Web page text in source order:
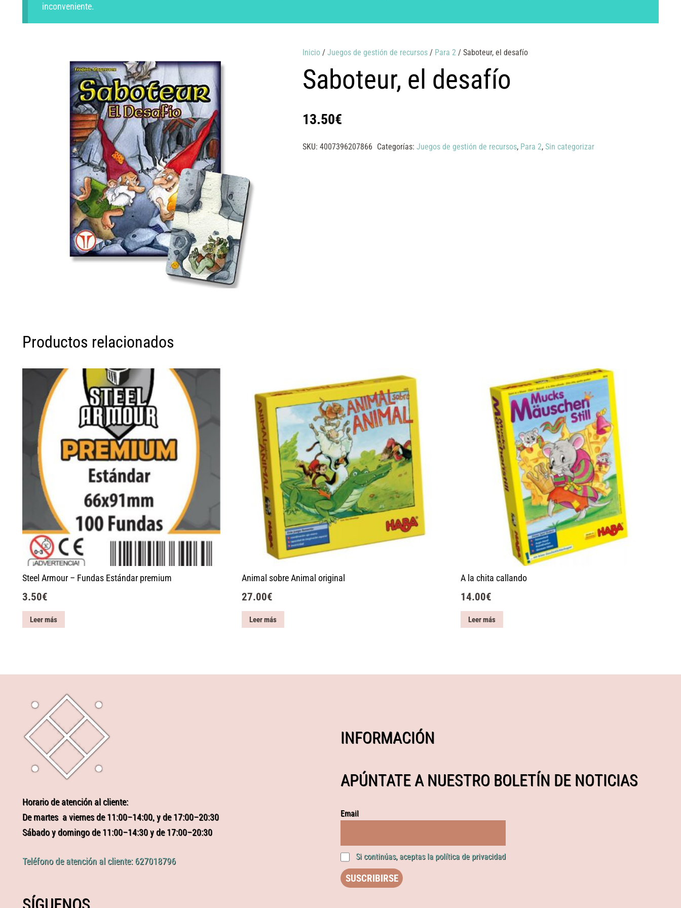
inconveniente.
Inicio/ Juegos de gestión de recursos/ Para 2/ Saboteur, el desafío
Saboteur, el desafío
13.50€
SKU: 4007396207866 Categorías: Juegos de gestión de recursos, Para 2, Sin categorizar
Productos relacionados
Steel Armour – Fundas Estándar premium
3.50€
Leer más
Animal sobre Animal original
27.00€
Leer más
A la chita callando
14.00€
Leer más
Horario de atención al cliente:
De martes a viernes de 11:00–14:00, y de 17:00–20:30
Sábado y domingo de 11:00–14:30 y de 17:00–20:30
Teléfono de atención al cliente: 627018796
INFORMACIÓN
APÚNTATE A NUESTRO BOLETÍN DE NOTICIAS
Email
Si continúas, aceptas la política de privacidad